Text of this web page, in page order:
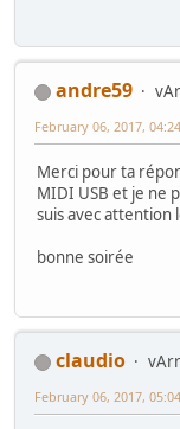
andre59
February 06, 2017,
Merci pour ta
MIDI USB et je ne
suis avec attention
bonne soirée
claudio
February 06, 2017,